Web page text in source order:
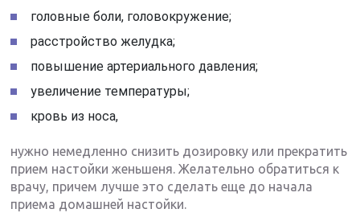
головные боли, головокружение;
расстройство желудка;
повышение артериального давления;
увеличение температуры;
кровь из носа,
нужно немедленно снизить дозировку или прекратить
прием настойки женьшеня. Желательно обратиться к
врачу, причем лучше это сделать еще до начала
приема домашней настойки.